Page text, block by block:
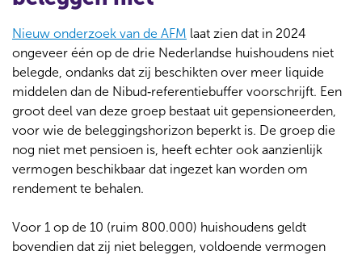
Nieuw onderzoek van de AFM laat zien dat in 2024
ongeveer één op de drie Nederlandse huishoudens niet
belegde, ondanks dat zij beschikten over meer liquide
middelen dan de Nibud‑referentiebuffer voorschrijft. Een
groot deel van deze groep bestaat uit gepensioneerden,
voor wie de beleggingshorizon beperkt is. De groep die
nog niet met pensioen is, heeft echter ook aanzienlijk
vermogen beschikbaar dat ingezet kan worden om
rendement te behalen.
Voor 1 op de 10 (ruim 800.000) huishoudens geldt
bovendien dat zij niet beleggen, voldoende vermogen